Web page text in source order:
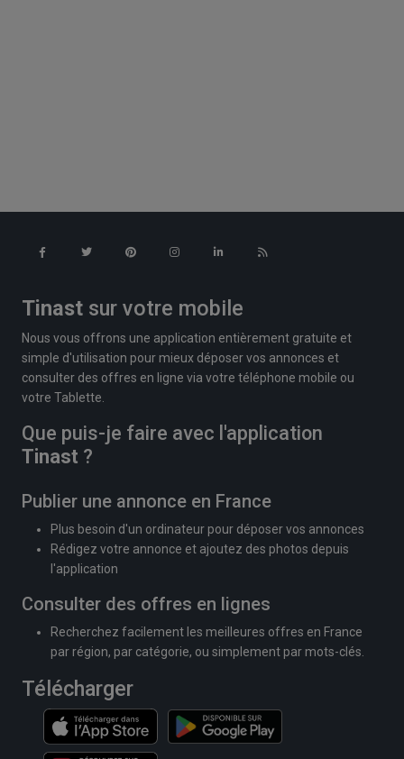
Tinast sur votre mobile
Nous vous offrons une application entièrement gratuite et
simple d'utilisation pour mieux déposer vos annonces et
consulter des offres en ligne via votre téléphone mobile ou
votre Tablette.
Que puis-je faire avec l'application
Tinast ?
Publier une annonce en France
Plus besoin d'un ordinateur pour déposer vos annonces
Rédigez votre annonce et ajoutez des photos depuis
l'application
Consulter des offres en lignes
Recherchez facilement les meilleures offres en France
par région, par catégorie, ou simplement par mots-clés.
Télécharger